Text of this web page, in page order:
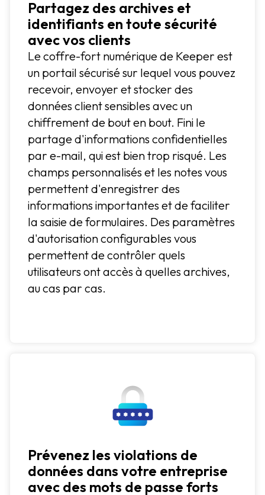
Partagez des archives et
identifiants en toute sécurité
avec vos clients
Le coffre-fort numérique de Keeper est
un portail sécurisé sur lequel vous pouvez
recevoir, envoyer et stocker des
données client sensibles avec un
chiffrement de bout en bout. Fini le
partage d'informations confidentielles
par e-mail, qui est bien trop risqué. Les
champs personnalisés et les notes vous
permettent d'enregistrer des
informations importantes et de faciliter
la saisie de formulaires. Des paramètres
d'autorisation configurables vous
permettent de contrôler quels
utilisateurs ont accès à quelles archives,
au cas par cas.
Prévenez les violations de
données dans votre entreprise
avec des mots de passe forts